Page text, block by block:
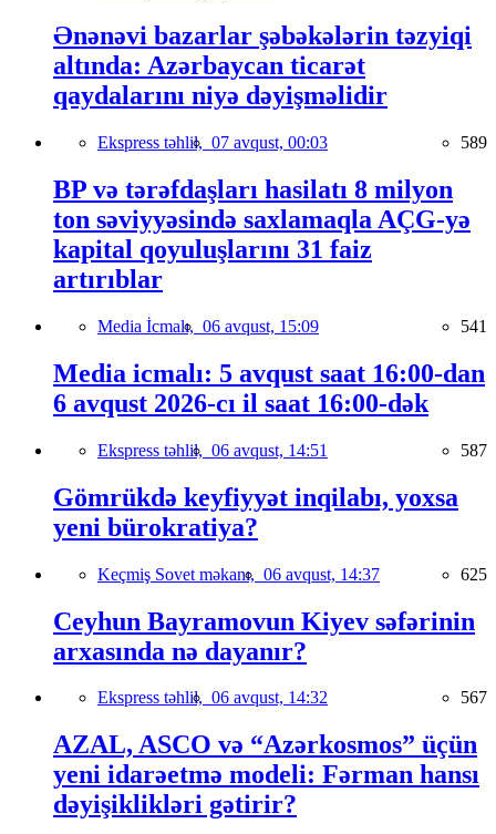
Ənənəvi bazarlar şəbəkələrin təzyiqi
altında: Azərbaycan ticarət
qaydalarını niyə dəyişməlidir
Ekspress təhlil, 07 avqust, 00:03 589
BP və tərəfdaşları hasilatı 8 milyon
ton səviyyəsində saxlamaqla AÇG-yə
kapital qoyuluşlarını 31 faiz
artırıblar
Media İcmalı, 06 avqust, 15:09 541
Media icmalı: 5 avqust saat 16:00-dan
6 avqust 2026-cı il saat 16:00-dək
Ekspress təhlil, 06 avqust, 14:51 587
Gömrükdə keyfiyyət inqilabı, yoxsa
yeni bürokratiya?
Keçmiş Sovet məkanı, 06 avqust, 14:37 625
Ceyhun Bayramovun Kiyev səfərinin
arxasında nə dayanır?
Ekspress təhlil, 06 avqust, 14:32 567
AZAL, ASCO və “Azərkosmos” üçün
yeni idarəetmə modeli: Fərman hansı
dəyişiklikləri gətirir?